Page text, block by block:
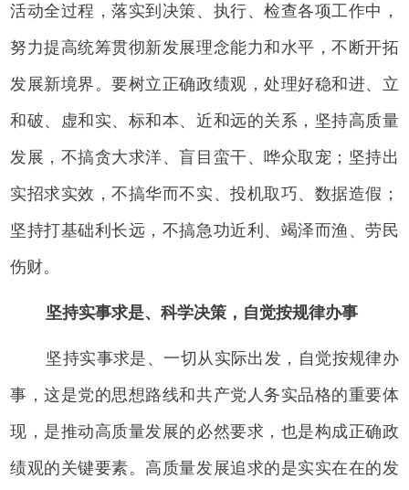
活动全过程，落实到决策、执行、检查各项工作中，
努力提高统筹贯彻新发展理念能力和水平，不断开拓
发展新境界。要树立正确政绩观，处理好稳和进、立
和破、虚和实、标和本、近和远的关系，坚持高质量
发展，不搞贪大求洋、盲目蛮干、哗众取宠；坚持出
实招求实效，不搞华而不实、投机取巧、数据造假；
坚持打基础利长远，不搞急功近利、竭泽而渔、劳民
伤财。
坚持实事求是、科学决策，自觉按规律办事
坚持实事求是、一切从实际出发，自觉按规律办
事，这是党的思想路线和共产党人务实品格的重要体
现，是推动高质量发展的必然要求，也是构成正确政
绩观的关键要素。高质量发展追求的是实实在在的发